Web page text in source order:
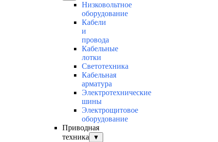
Низковольтное
оборудование
Кабели
и
провода
Кабельные
лотки
Светотехника
Кабельная
арматура
Электротехнические
шины
Электрощитовое
оборудование
Приводная
техника
▼